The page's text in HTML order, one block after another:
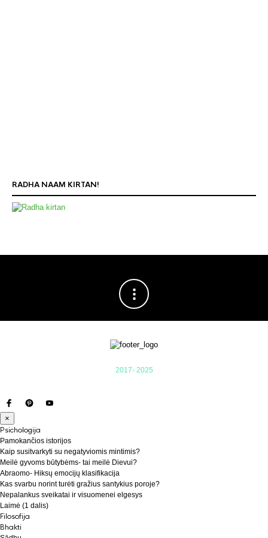
RADHA NAAM KIRTAN!
2017- 2025
×
Psichologija
Pamokančios istorijos
Kaip susitvarkyti su negatyviomis mintimis?
Meilė gyvoms būtybėms- tai meilė Dievui?
Abraomo- Hiksų emocijų klasifikacija
Kas svarbu norint turėti gražius santykius poroje?
Nepalankus sveikatai ir visuomenei elgesys
Laimė (1 dalis)
Filosofija
Bhakti